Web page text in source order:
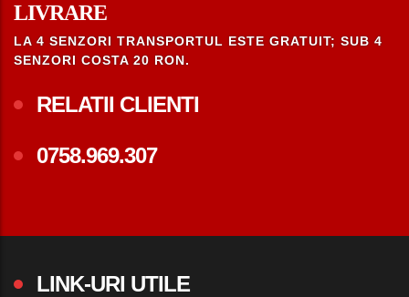
LIVRARE
LA 4 SENZORI TRANSPORTUL ESTE GRATUIT; SUB 4
SENZORI COSTA 20 RON.
RELATII CLIENTI
0758.969.307
LINK-URI UTILE